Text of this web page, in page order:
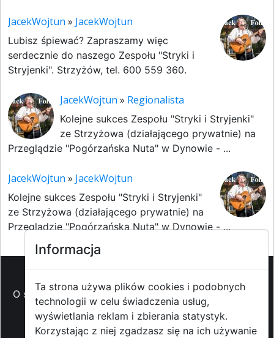
JacekWojtun » JacekWojtun
Lubisz śpiewać? Zapraszamy więc
serdecznie do naszego Zespołu "Stryki i
Stryjenki". Strzyżów, tel. 600 559 360.
JacekWojtun » Regionalista
Kolejne sukces Zespołu "Stryki i Stryjenki"
ze Strzyżowa (działającego prywatnie) na
Przeglądzie "Pogórzańska Nuta" w Dynowie - ...
JacekWojtun » JacekWojtun
Kolejne sukces Zespołu "Stryki i Stryjenki"
ze Strzyżowa (działającego prywatnie) na
Przeglądzie "Pogórzańska Nuta" w Dynowie - ...
O strzyzowiak.pl-Reklama-Pomoc (FAQ)-Patronat
medialny - Prawa autorskie- Redakcja i
kontakt -Współpraca z mediami
Informacja
Ta strona używa plików cookies i podobnych
technologii w celu świadczenia usług,
wyświetlania reklam i zbierania statystyk.
Korzystając z niej zgadzasz się na ich używanie